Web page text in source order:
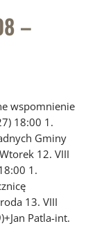
–
wspomnienie
18:00 1.
Gminy
12. VIII
1.
13. VIII
Patla-int.